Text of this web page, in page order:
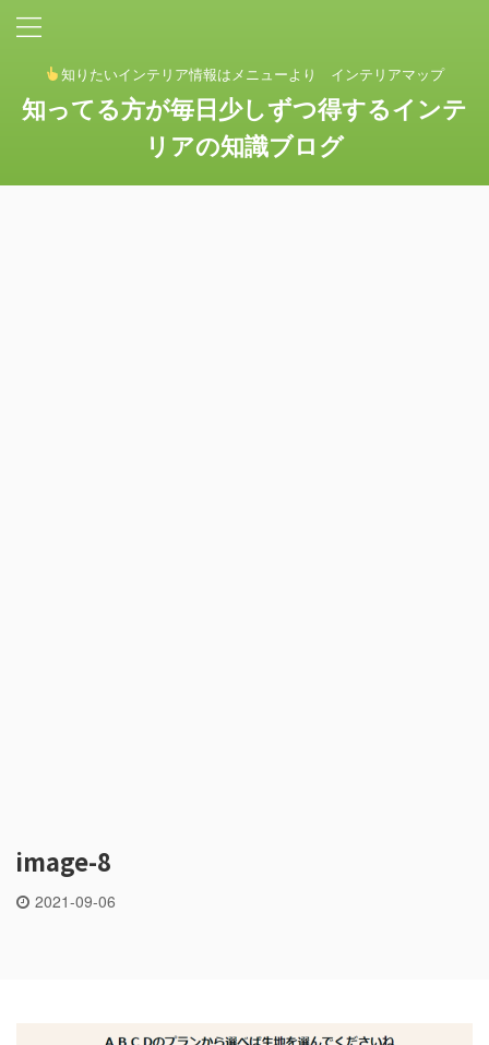
知りたいインテリア情報はメニューより インテリアマップ
知ってる方が毎日少しずつ得するインテ
リアの知識ブログ
image-8
2021-09-06